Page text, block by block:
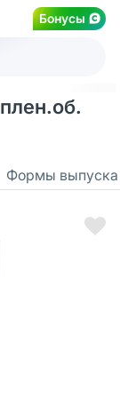
Бонусы
Формы выпуска